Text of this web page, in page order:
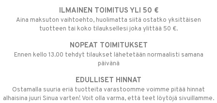
ILMAINEN TOIMITUS YLI 50 €
Aina maksuton vaihtoehto, huolimatta siitä ostatko yksittäisen
tuotteen tai koko tilauksellesi joka ylittää 50 €.
NOPEAT TOIMITUKSET
Ennen kello 13.00 tehdyt tilaukset lähetetään normaalisti samana
päivänä
EDULLISET HINNAT
Ostamalla suuria eriä tuotteita varastoomme voimme pitää hinnat
alhaisina juuri Sinua varten! Voit olla varma, että teet löytöjä sivuillamme.